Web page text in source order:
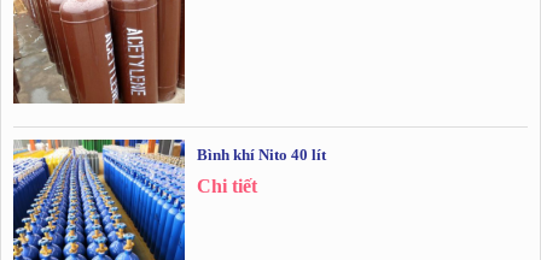
Bình khí Nito 40 lít
Chi tiết